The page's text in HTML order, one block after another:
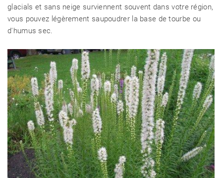
glacials et sans neige surviennent souvent dans votre région,
vous pouvez légèrement saupoudrer la base de tourbe ou
d'humus sec.